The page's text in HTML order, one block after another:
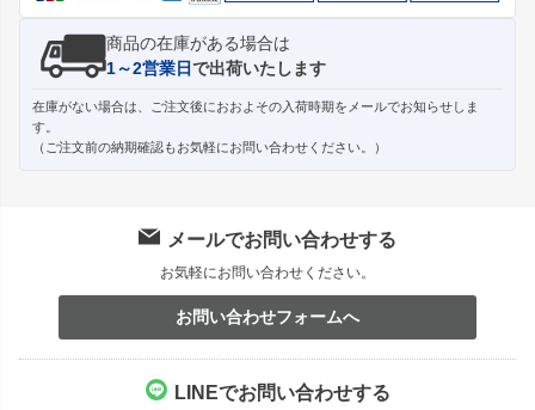
商品の在庫がある場合は
1～2営業日で出荷いたします
在庫がない場合は、ご注文後におおよその入荷時期をメールでお知らせしま
す。
（ご注文前の納期確認もお気軽にお問い合わせください。）
メールでお問い合わせする
お気軽にお問い合わせください。
お問い合わせフォームへ
LINEでお問い合わせする